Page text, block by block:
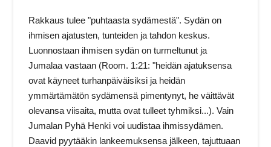
Rakkaus tulee "puhtaasta sydämestä". Sydän on
ihmisen ajatusten, tunteiden ja tahdon keskus.
Luonnostaan ihmisen sydän on turmeltunut ja
Jumalaa vastaan (Room. 1:21: "heidän ajatuksensa
ovat käyneet turhanpäiväisiksi ja heidän
ymmärtämätön sydämensä pimentynyt, he väittävät
olevansa viisaita, mutta ovat tulleet tyhmiksi...). Vain
Jumalan Pyhä Henki voi uudistaa ihmissydämen.
Daavid pyytääkin lankeemuksensa jälkeen, tajuttuaan